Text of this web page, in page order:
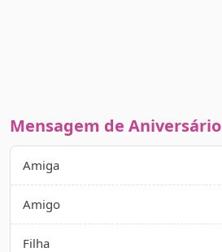
Mensagem de Aniversário
Amiga
Amigo
Filha